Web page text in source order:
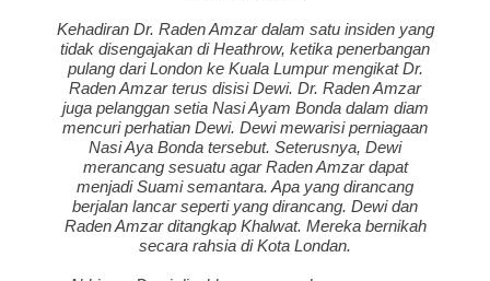
Kehadiran Dr. Raden Amzar dalam satu insiden yang
tidak disengajakan di Heathrow, ketika penerbangan
pulang dari London ke Kuala Lumpur mengikat Dr.
Raden Amzar terus disisi Dewi. Dr. Raden Amzar
juga pelanggan setia Nasi Ayam Bonda dalam diam
mencuri perhatian Dewi. Dewi mewarisi perniagaan
Nasi Aya Bonda tersebut. Seterusnya, Dewi
merancang sesuatu agar Raden Amzar dapat
menjadi Suami semantara. Apa yang dirancang
berjalan lancar seperti yang dirancang. Dewi dan
Raden Amzar ditangkap Khalwat. Mereka bernikah
secara rahsia di Kota Londan.